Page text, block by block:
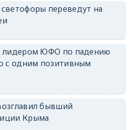
переведут на
лидером ЮФО по падению
с одним позитивным
бывший
Крыма